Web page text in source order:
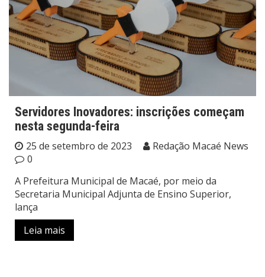
Servidores Inovadores: inscrições começam
nesta segunda-feira
25 de setembro de 2023
Redação Macaé News
0
A Prefeitura Municipal de Macaé, por meio da
Secretaria Municipal Adjunta de Ensino Superior,
lança
Leia mais